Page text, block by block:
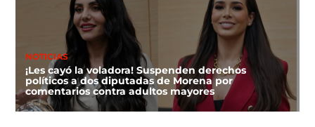
NOTICIAS
¡Les cayó la voladora! Suspenden derechos
políticos a dos diputadas de Morena por
comentarios contra adultos mayores